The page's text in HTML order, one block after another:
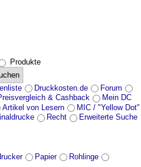
Produkte
Druckkosten.de
Forum
& Cashback
Mein DC
Artikel von Lesern
MIC / "Yellow Dot"
Recht
Erweiterte Suche
Papier
Rohlinge
geladen...